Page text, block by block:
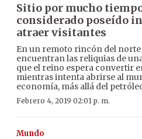
Sitio por mucho
considerado poseído
atraer visitantes
En un remoto rincón del norte
encuentran las reliquias de
que el reino espera convertir
mientras intenta abrirse al
economía, más allá del
Febrero 4, 2019 02:01 p. m.
Mundo